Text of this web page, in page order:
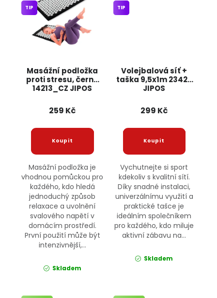
Masážní podložka
proti stresu, černá
14213_CZ JIPOS
TIP
259 Kč
Masážní podložka je
vhodnou pomůckou pro
každého, kdo hledá
jednoduchý způsob
relaxace a uvolnění
svalového napětí v
domácím prostředí.
První použití může být
intenzivnější,...
Skladem
Volejbalová síť +
taška 9,5x1m 23427
JIPOS
TIP
299 Kč
Vychutnejte si sport
kdekoliv s kvalitní sítí.
Díky snadné instalaci,
univerzálnímu využití a
praktické tašce je
ideálním společníkem
pro každého, kdo miluje
aktivní zábavu na...
Skladem